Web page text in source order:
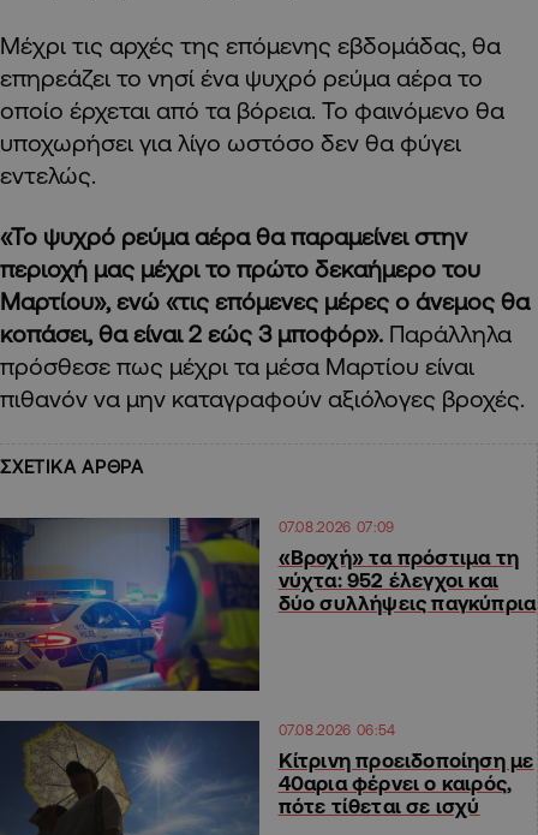
Μέχρι τις αρχές της επόμενης εβδομάδας, θα
επηρεάζει το νησί ένα ψυχρό ρεύμα αέρα το
οποίο έρχεται από τα βόρεια. Το φαινόμενο θα
υποχωρήσει για λίγο ωστόσο δεν θα φύγει
εντελώς.
«Το ψυχρό ρεύμα αέρα θα παραμείνει στην
περιοχή μας μέχρι το πρώτο δεκαήμερο του
Μαρτίου», ενώ «τις επόμενες μέρες ο άνεμος θα
κοπάσει, θα είναι 2 εώς 3 μποφόρ». Παράλληλα
πρόσθεσε πως μέχρι τα μέσα Μαρτίου είναι
πιθανόν να μην καταγραφούν αξιόλογες βροχές.
ΣΧΕΤΙΚΑ ΑΡΘΡΑ
07.08.2026 07:09
«Βροχή» τα πρόστιμα τη
νύχτα: 952 έλεγχοι και
δύο συλλήψεις παγκύπρια
07.08.2026 06:54
Κίτρινη προειδοποίηση με
40αρια φέρνει ο καιρός,
πότε τίθεται σε ισχύ